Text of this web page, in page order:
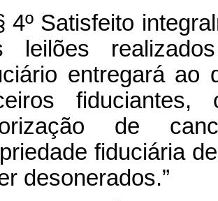
4º Satisfeito
leilões
entregará
de
fiduciária
desonerados.”